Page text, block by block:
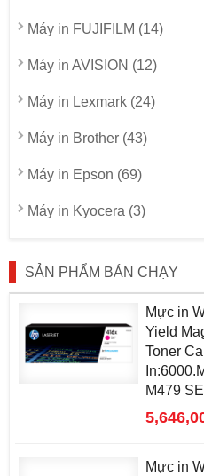
Máy in FUJIFILM (14)
Máy in AVISION (12)
Máy in Lexmark (24)
Máy in Brother (43)
Máy in Epson (69)
Máy in Kyocera (3)
SẢN PHẨM BÁN CHẠY
Mực in
Yield
Toner
M479
Mực in